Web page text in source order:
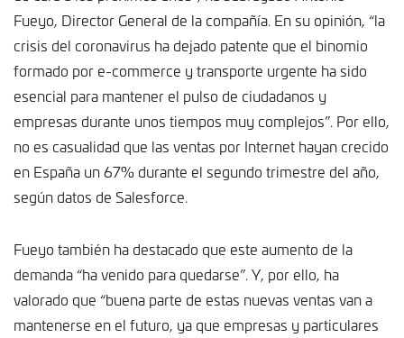
Fueyo, Director General de la compañía. En su opinión, “la
crisis del coronavirus ha dejado patente que el binomio
formado por e-commerce y transporte urgente ha sido
esencial para mantener el pulso de ciudadanos y
empresas durante unos tiempos muy complejos”. Por ello,
no es casualidad que las ventas por Internet hayan crecido
en España un 67% durante el segundo trimestre del año,
según datos de Salesforce.
Fueyo también ha destacado que este aumento de la
demanda “ha venido para quedarse”. Y, por ello, ha
valorado que “buena parte de estas nuevas ventas van a
mantenerse en el futuro, ya que empresas y particulares